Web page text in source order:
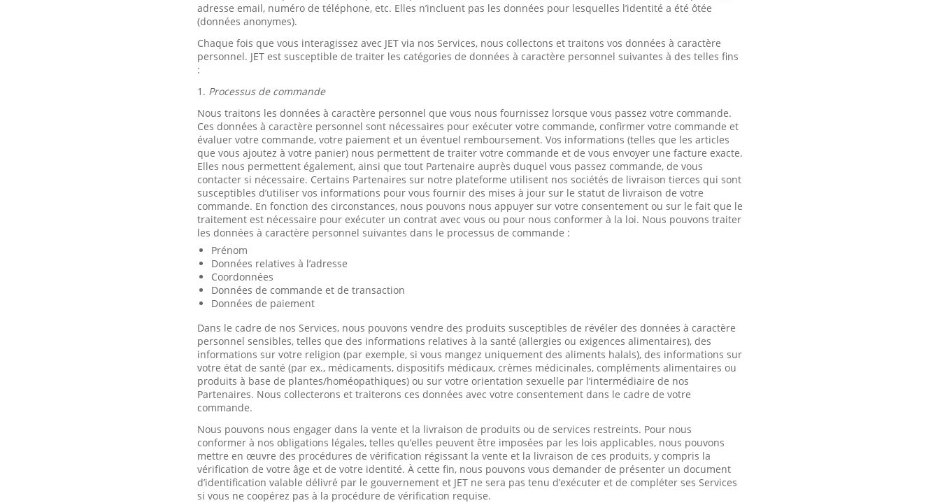
adresse email, numéro de téléphone, etc. Elles n’incluent pas les données pour lesquelles l’identité a été ôtée
(données anonymes).
Chaque fois que vous interagissez avec JET via nos Services, nous collectons et traitons vos données à caractère
personnel. JET est susceptible de traiter les catégories de données à caractère personnel suivantes à des telles fins
:
1. Processus de commande
Nous traitons les données à caractère personnel que vous nous fournissez lorsque vous passez votre commande.
Ces données à caractère personnel sont nécessaires pour exécuter votre commande, confirmer votre commande et
évaluer votre commande, votre paiement et un éventuel remboursement. Vos informations (telles que les articles
que vous ajoutez à votre panier) nous permettent de traiter votre commande et de vous envoyer une facture exacte.
Elles nous permettent également, ainsi que tout Partenaire auprès duquel vous passez commande, de vous
contacter si nécessaire. Certains Partenaires sur notre plateforme utilisent nos sociétés de livraison tierces qui sont
susceptibles d’utiliser vos informations pour vous fournir des mises à jour sur le statut de livraison de votre
commande. En fonction des circonstances, nous pouvons nous appuyer sur votre consentement ou sur le fait que le
traitement est nécessaire pour exécuter un contrat avec vous ou pour nous conformer à la loi. Nous pouvons traiter
les données à caractère personnel suivantes dans le processus de commande :
Prénom
Données relatives à l’adresse
Coordonnées
Données de commande et de transaction
Données de paiement
Dans le cadre de nos Services, nous pouvons vendre des produits susceptibles de révéler des données à caractère
personnel sensibles, telles que des informations relatives à la santé (allergies ou exigences alimentaires), des
informations sur votre religion (par exemple, si vous mangez uniquement des aliments halals), des informations sur
votre état de santé (par ex., médicaments, dispositifs médicaux, crèmes médicinales, compléments alimentaires ou
produits à base de plantes/homéopathiques) ou sur votre orientation sexuelle par l’intermédiaire de nos
Partenaires. Nous collecterons et traiterons ces données avec votre consentement dans le cadre de votre
commande.
Nous pouvons nous engager dans la vente et la livraison de produits ou de services restreints. Pour nous
conformer à nos obligations légales, telles qu’elles peuvent être imposées par les lois applicables, nous pouvons
mettre en œuvre des procédures de vérification régissant la vente et la livraison de ces produits, y compris la
vérification de votre âge et de votre identité. À cette fin, nous pouvons vous demander de présenter un document
d’identification valable délivré par le gouvernement et JET ne sera pas tenu d’exécuter et de compléter ses Services
si vous ne coopérez pas à la procédure de vérification requise.